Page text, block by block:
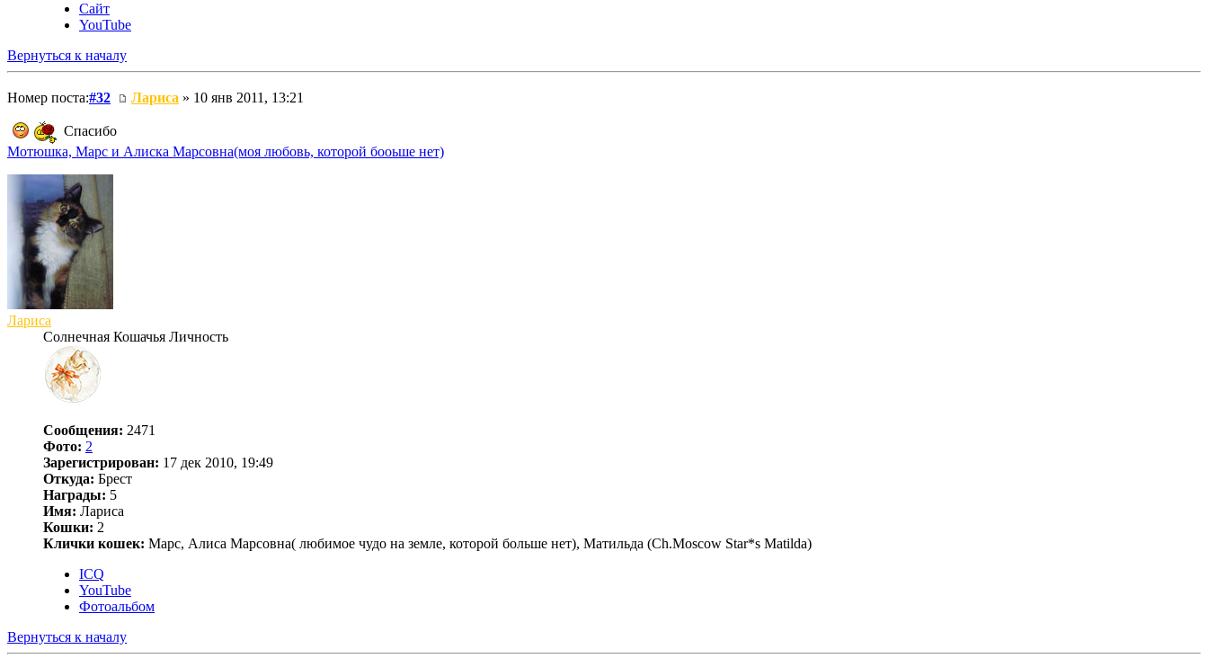
Сайт
YouTube
Вернуться к началу
Номер поста:#32 Лариса » 10 янв 2011, 13:21
Спасибо
Мотюшка, Марс и Алиска Марсовна(моя любовь, которой бооьше нет)
Лариса
Солнечная Кошачья Личность
Сообщения: 2471
Фото: 2
Зарегистрирован: 17 дек 2010, 19:49
Откуда: Брест
Награды: 5
Имя: Лариса
Кошки: 2
Клички кошек: Марс, Алиса Марсовна( любимое чудо на земле, которой больше нет), Матильда (Ch.Moscow Star*s Matilda)
ICQ
YouTube
Фотоальбом
Вернуться к началу